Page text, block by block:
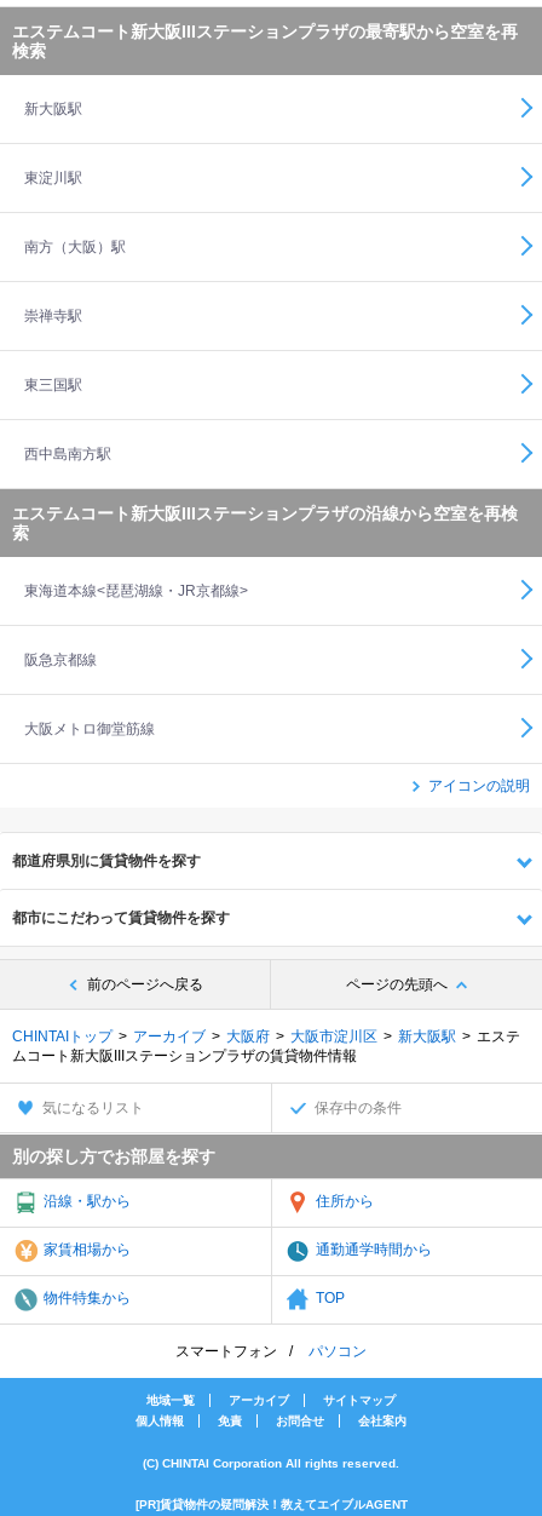
エステムコート新大阪IIIステーションプラザの最寄駅から空室を再
検索
新大阪駅
東淀川駅
南方（大阪）駅
崇禅寺駅
東三国駅
西中島南方駅
エステムコート新大阪IIIステーションプラザの沿線から空室を再検
索
東海道本線<琵琶湖線・JR京都線>
阪急京都線
大阪メトロ御堂筋線
アイコンの説明
都道府県別に賃貸物件を探す
都市にこだわって賃貸物件を探す
前のページへ戻る ページの先頭へ
CHINTAIトップ アーカイブ 大阪府 大阪市淀川区 新大阪駅
エステ
ムコート新大阪IIIステーションプラザの賃貸物件情報
気になるリスト 保存中の条件
別の探し方でお部屋を探す
沿線・駅から 住所から
家賃相場から 通勤通学時間から
物件特集から TOP
スマートフォン パソコン
地域一覧 アーカイブ
サイトマップ
個人情報
免責 お問合せ 会社案内
(C) CHINTAI Corporation All rights reserved.
[PR]賃貸物件の疑問解決！教えてエイブルAGENT